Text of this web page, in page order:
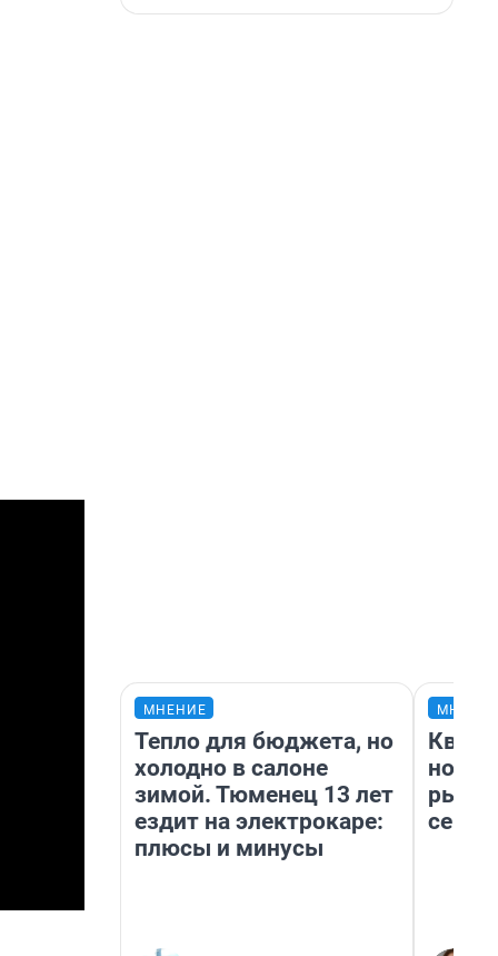
МНЕНИЕ
Тепло для бюджета, но
холодно в салоне
зимой. Тюменец 13 лет
ездит на электрокаре:
плюсы и минусы
но